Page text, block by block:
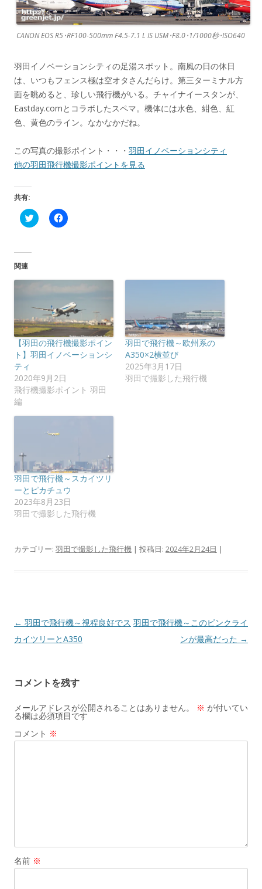
CANON EOS R5･RF100-500mm F4.5-7.1 L IS USM･F8.0･1/1000秒･ISO640
羽田イノベーションシティの足湯スポット。南風の日の休日
は、いつもフェンス極は空オタさんだらけ。第三ターミナル方
面を眺めると、珍しい飛行機がいる。チャイナイースタンが、
Eastday.comとコラボしたスペマ。機体には水色、紺色、紅
色、黄色のライン。なかなかだね。
この写真の撮影ポイント・・・ 羽田イノベーションシティ
他の羽田飛行機撮影ポイントを見る
共有:
ク
リ
i
r
で
共
有
(
新
し
い
ィ
ン
ド
開
F
a
で
有
す
る
に
は
ク
リ
ッ
ク
く
だ
さ
新
ド
ウ
で
開
き
ま
す
)
関連
【羽田の飛行機撮影ポイン
ト】羽田イノベーションシ
ティ
2020年9月2日
飛行機撮影ポイント 羽田
編
羽田で飛行機～欧州系の
A350×2横並び
2025年3月17日
羽田で撮影した飛行機
羽田で飛行機～スカイツリ
ーとピカチュウ
2023年8月23日
羽田で撮影した飛行機
カテゴリー: 羽田で撮影した飛行機 | 投稿日: 2024年2月24日 |
投
稿
ゲ
ー
シ
ョ
← 羽田で飛行機～視程良好でス
カイツリーとA350
羽田で飛行機～このピンクライ
ンが最高だった →
コメントを残す
メールアドレスが公開されることはありません。 ※ が付いてい
る欄は必須項目です
コメント ※
名前 ※